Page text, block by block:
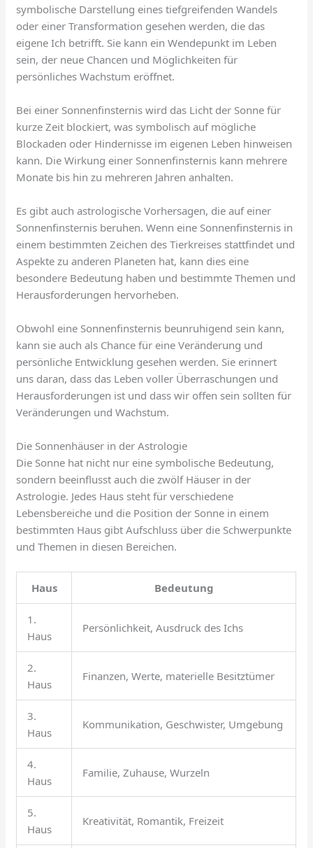
symbolische Darstellung eines tiefgreifenden Wandels
oder einer Transformation gesehen werden, die das
eigene Ich betrifft. Sie kann ein Wendepunkt im Leben
sein, der neue Chancen und Möglichkeiten für
persönliches Wachstum eröffnet.
Bei einer Sonnenfinsternis wird das Licht der Sonne für
kurze Zeit blockiert, was symbolisch auf mögliche
Blockaden oder Hindernisse im eigenen Leben hinweisen
kann. Die Wirkung einer Sonnenfinsternis kann mehrere
Monate bis hin zu mehreren Jahren anhalten.
Es gibt auch astrologische Vorhersagen, die auf einer
Sonnenfinsternis beruhen. Wenn eine Sonnenfinsternis in
einem bestimmten Zeichen des Tierkreises stattfindet und
Aspekte zu anderen Planeten hat, kann dies eine
besondere Bedeutung haben und bestimmte Themen und
Herausforderungen hervorheben.
Obwohl eine Sonnenfinsternis beunruhigend sein kann,
kann sie auch als Chance für eine Veränderung und
persönliche Entwicklung gesehen werden. Sie erinnert
uns daran, dass das Leben voller Überraschungen und
Herausforderungen ist und dass wir offen sein sollten für
Veränderungen und Wachstum.
Die Sonnenhäuser in der Astrologie
Die Sonne hat nicht nur eine symbolische Bedeutung,
sondern beeinflusst auch die zwölf Häuser in der
Astrologie. Jedes Haus steht für verschiedene
Lebensbereiche und die Position der Sonne in einem
bestimmten Haus gibt Aufschluss über die Schwerpunkte
und Themen in diesen Bereichen.
Haus Bedeutung
1.
Haus
Persönlichkeit, Ausdruck des Ichs
2.
Haus
Finanzen, Werte, materielle Besitztümer
3.
Haus
Kommunikation, Geschwister, Umgebung
4.
Haus
Familie, Zuhause, Wurzeln
5.
Haus
Kreativität, Romantik, Freizeit